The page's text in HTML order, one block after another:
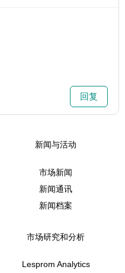
回复
新闻与活动
市场新闻
新闻通讯
新闻档案
市场研究和分析
Lesprom Analytics